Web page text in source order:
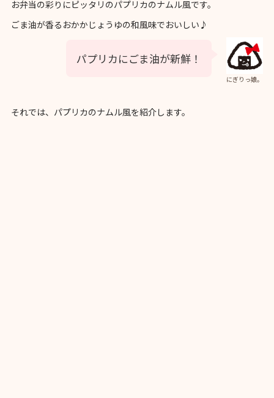
お弁当の彩りにピッタリのパプリカのナムル風です。
ごま油が香るおかかじょうゆの和風味でおいしい♪
にぎりっ娘。
パプリカにごま油が新鮮！
それでは、パプリカのナムル風を紹介します。